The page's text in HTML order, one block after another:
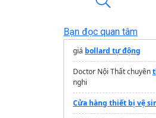
Bạn đọc quan tâm
giá bollard tự động
Doctor Nội Thất chuyên
nghi
Cửa hàng thiết bị vệ